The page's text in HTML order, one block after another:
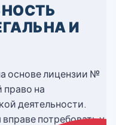
И
основе лицензии №
на
деятельности.
потребовать у